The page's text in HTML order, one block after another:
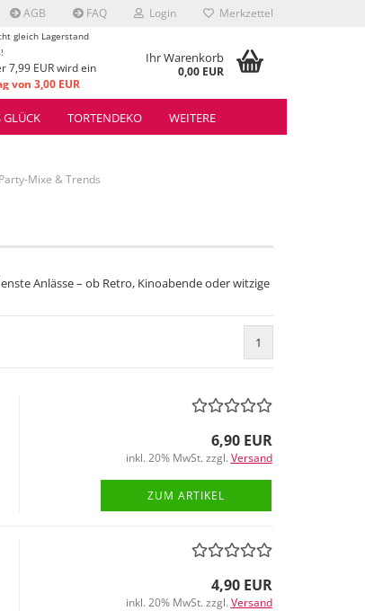
AGB FAQ Login Merkzettel
gleich Lagerstand
7,99 EUR wird ein
von 3,00 EUR
Ihr Warenkorb
0,00 EUR
GLÜCK TORTENDEKO WEITERE
Party-Mixe & Trends
Anlässe – ob Retro, Kinoabende oder witzige
1
6,90 EUR
inkl. 20% MwSt. zzgl. Versand
ZUM ARTIKEL
4,90 EUR
inkl. 20% MwSt. zzgl. Versand